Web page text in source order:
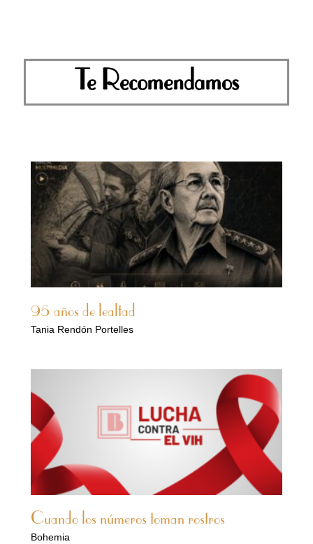
Te Recomendamos
95 años de lealtad
Tania Rendón Portelles
Cuando los números toman rostros
Bohemia